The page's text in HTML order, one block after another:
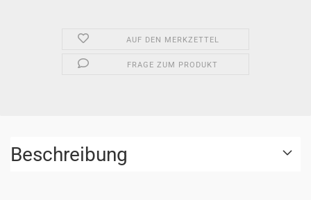
AUF DEN MERKZETTEL
FRAGE ZUM PRODUKT
Beschreibung